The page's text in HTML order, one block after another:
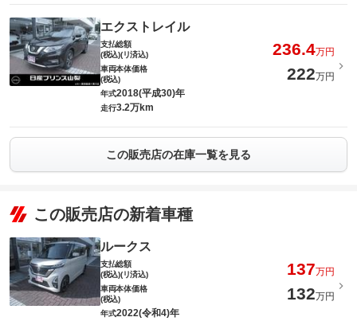
エクストレイル
支払総額
(税込)(リ済込)
236.4万円
車両本体価格
(税込)
222万円
年式2018(平成30)年
走行3.2万km
この販売店の在庫一覧を見る
この販売店の新着車種
ルークス
支払総額
(税込)(リ済込)
137万円
車両本体価格
(税込)
132万円
年式2022(令和4)年